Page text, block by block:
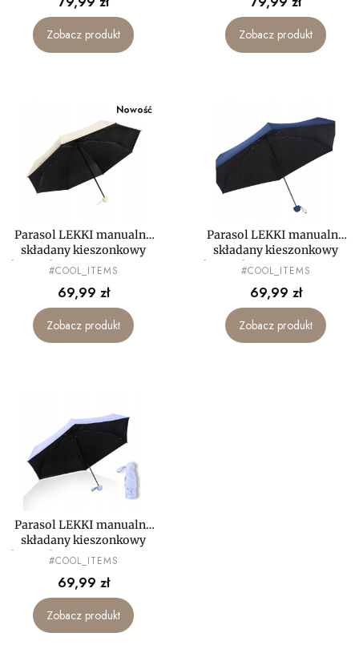
Zobacz produkt Zobacz produkt
Nowość
Parasol LEKKI manualny
składany kieszonkowy
kompaktowy PARASOLKA
MAŁA mini
PRODUCENT
#COOL_ITEMS
Cena
69,99 zł
Zobacz produkt
Parasol LEKKI manualny
składany kieszonkowy
kompaktowy PARASOLKA
MAŁA mini
PRODUCENT
#COOL_ITEMS
Cena
69,99 zł
Zobacz produkt
Parasol LEKKI manualny
składany kieszonkowy
kompaktowy PARASOLKA
MAŁA mini
PRODUCENT
#COOL_ITEMS
Cena
69,99 zł
Zobacz produkt